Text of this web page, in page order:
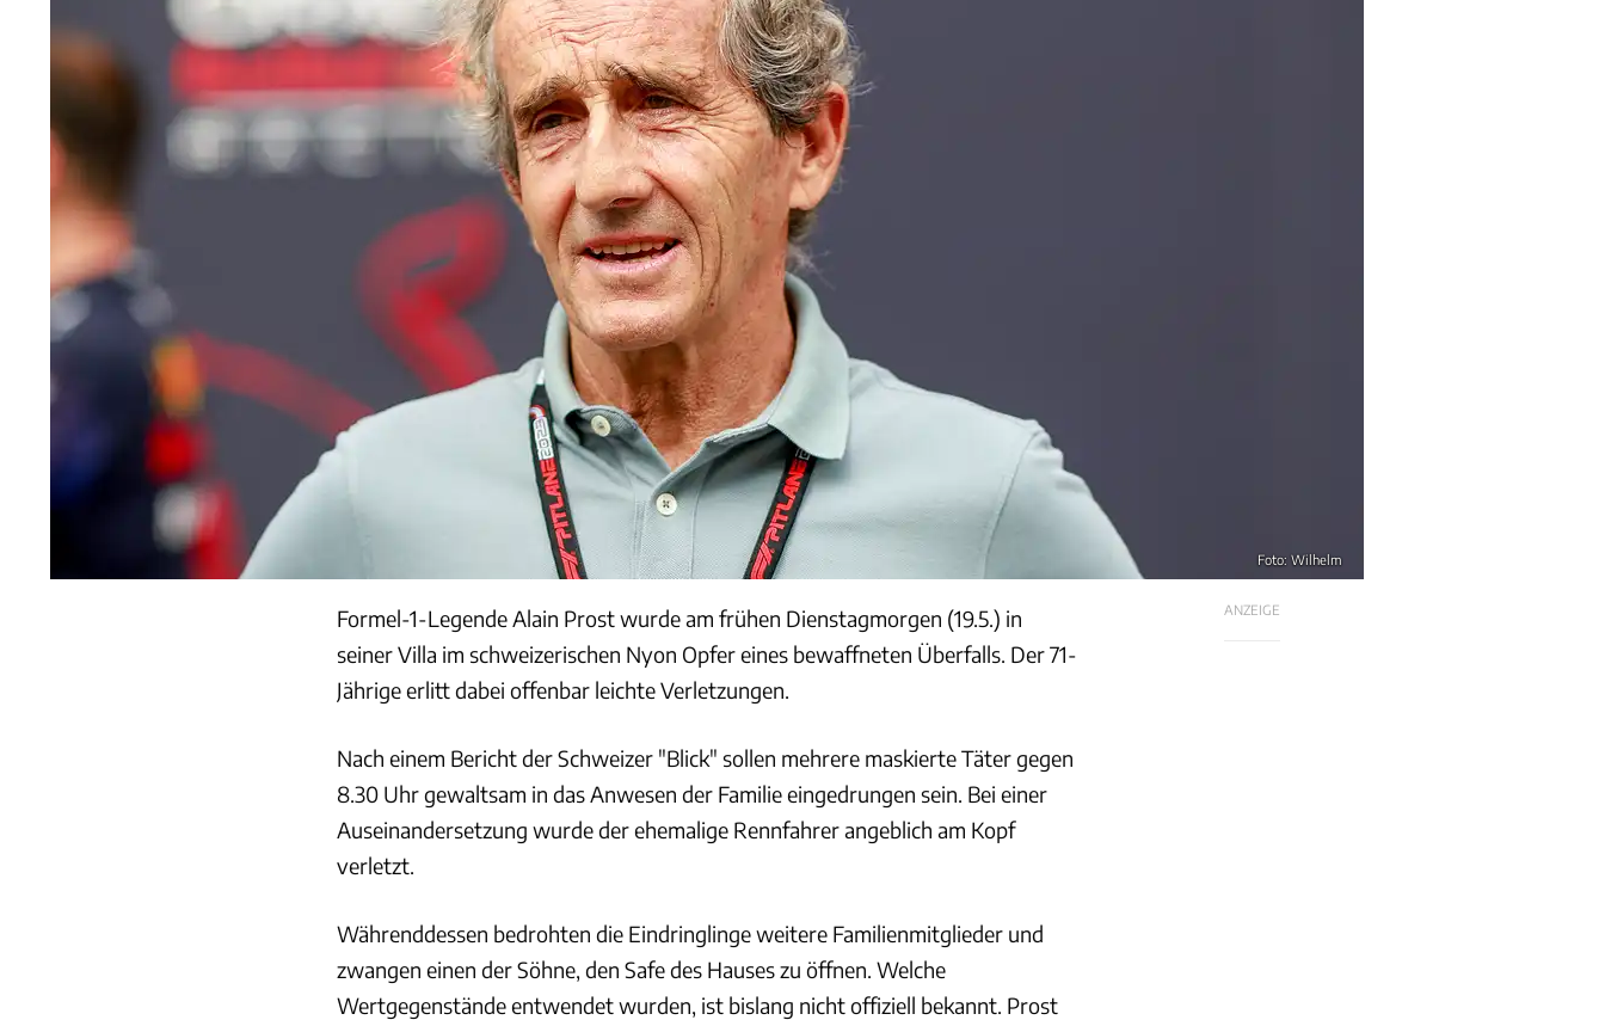
Foto: Wilhelm
ANZEIGE
Formel-1-Legende Alain Prost wurde am frühen Dienstagmorgen (19.5.) in
seiner Villa im schweizerischen Nyon Opfer eines bewaffneten Überfalls. Der 71-
Jährige erlitt dabei offenbar leichte Verletzungen.
Nach einem Bericht der Schweizer "Blick" sollen mehrere maskierte Täter gegen
8.30 Uhr gewaltsam in das Anwesen der Familie eingedrungen sein. Bei einer
Auseinandersetzung wurde der ehemalige Rennfahrer angeblich am Kopf
verletzt.
Währenddessen bedrohten die Eindringlinge weitere Familienmitglieder und
zwangen einen der Söhne, den Safe des Hauses zu öffnen. Welche
Wertgegenstände entwendet wurden, ist bislang nicht offiziell bekannt. Prost